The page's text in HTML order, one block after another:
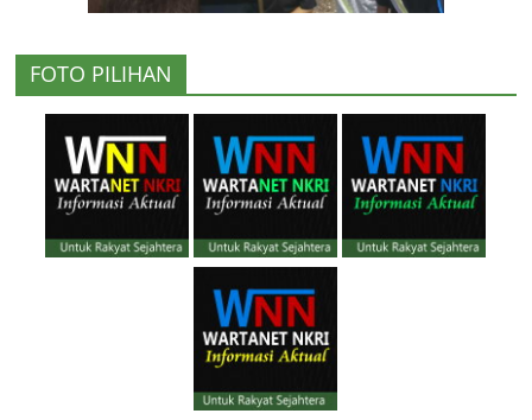
FOTO PILIHAN